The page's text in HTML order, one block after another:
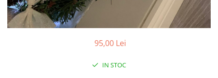
2021 Crăciun
2022 Crăciun
95,00 Lei
IN STOC